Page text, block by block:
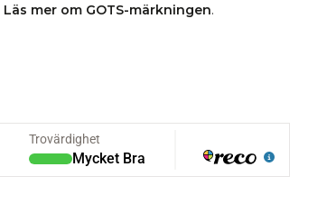
Läs mer om GOTS-märkningen.